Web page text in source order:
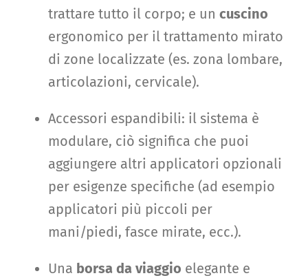
trattare tutto il corpo; e un cuscino
ergonomico per il trattamento mirato
di zone localizzate (es. zona lombare,
articolazioni, cervicale).
Accessori espandibili: il sistema è
modulare, ciò significa che puoi
aggiungere altri applicatori opzionali
per esigenze specifiche (ad esempio
applicatori più piccoli per
mani/piedi, fasce mirate, ecc.).
Una borsa da viaggio elegante e